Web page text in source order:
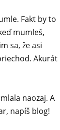
Fakt by to
mumleš,
sa, že asi
Akurát
naozaj. A
napíš blog!